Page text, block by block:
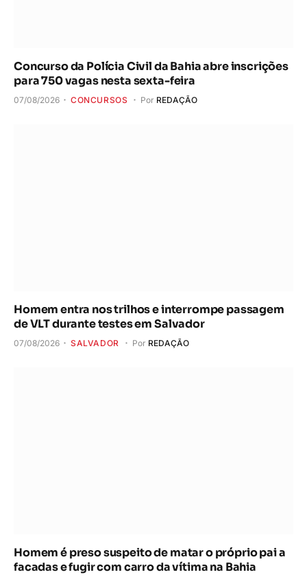
Concurso da Polícia Civil da Bahia abre inscrições
para 750 vagas nesta sexta-feira
07/08/2026 CONCURSOS Por REDAÇÃO
Homem entra nos trilhos e interrompe passagem
de VLT durante testes em Salvador
07/08/2026 SALVADOR Por REDAÇÃO
Homem é preso suspeito de matar o próprio pai a
facadas e fugir com carro da vítima na Bahia